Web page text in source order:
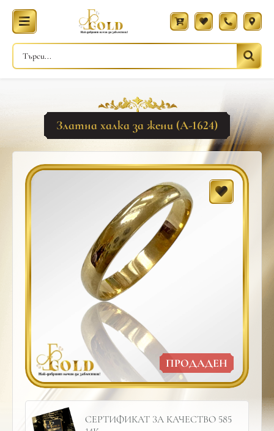
Златна халка за жени (A-1624)
ПРОДАДЕН
СЕРТИФИКАТ ЗА КАЧЕСТВО 585